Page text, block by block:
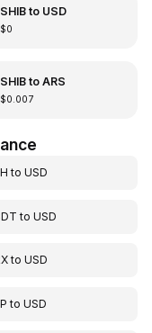
SHIBto USD
$0
SHIBto ARS
$0.007
toUSD
toUSD
toUSD
toUSD